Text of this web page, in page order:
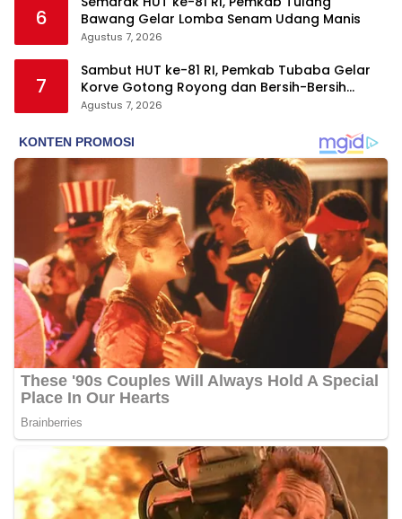
6
Bawang Gelar Lomba Senam Udang Manis
Agustus 7, 2026
7
Sambut HUT ke-81 RI, Pemkab Tubaba Gelar
Korve Gotong Royong dan Bersih-Bersih
Serentak
Agustus 7, 2026